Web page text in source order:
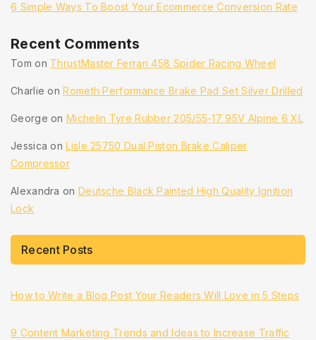
6 Simple Ways To Boost Your Ecommerce Conversion Rate
Recent Comments
Tom on ThrustMaster Ferrari 458 Spider Racing Wheel
Charlie onRometh Performance Brake Pad Set Silver Drilled
George onMichelin Tyre Rubber 205/55-17 95V Alpine 6 XL
Jessica onLisle 25750 Dual Piston Brake Caliper
Compressor
Alexandra on Deutsche Black Painted High Quality Ignition
Lock
Recent Posts
How to Write a Blog Post Your Readers Will Love in 5 Steps
9 Content Marketing Trends and Ideas to Increase Traffic